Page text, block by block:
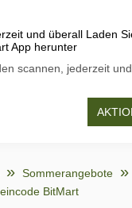
und überall Laden
App herunter
scannen, jederzeit
Sommerangebote
BitMart